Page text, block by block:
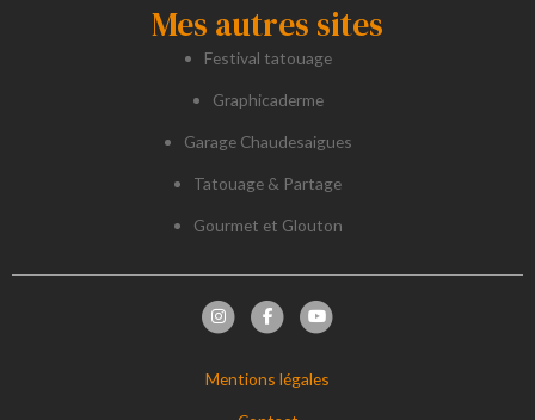
Mes autres sites
Festival tatouage
Graphicaderme
Garage Chaudesaigues
Tatouage & Partage
Gourmet et Glouton
Mentions légales